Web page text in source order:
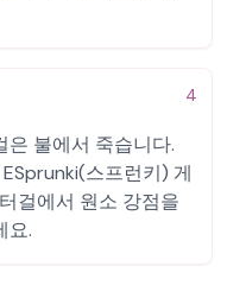
4
은 불에서 죽습니다.
스프런키) 게
걸에서 원소 강점을
요.